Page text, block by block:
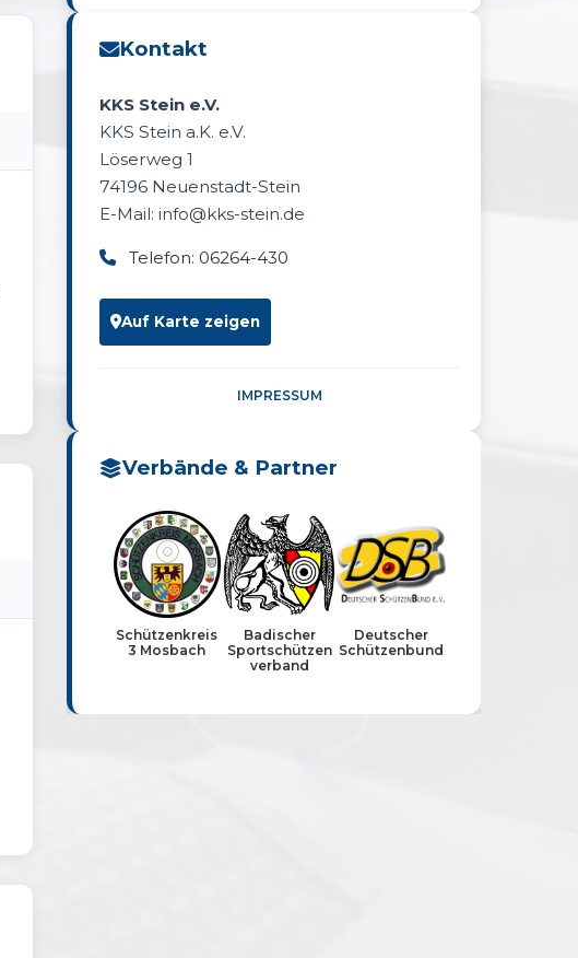
Kontakt
KKS Stein e.V.
KKS Stein a.K. e.V.
Löserweg 1
74196 Neuenstadt-Stein
E-Mail: info@kks-stein.de
Telefon: 06264-430
Auf Karte zeigen
IMPRESSUM
Verbände & Partner
Schützenkreis
3 Mosbach
Badischer
Sportschützen
verband
Deutscher
Schützenbund